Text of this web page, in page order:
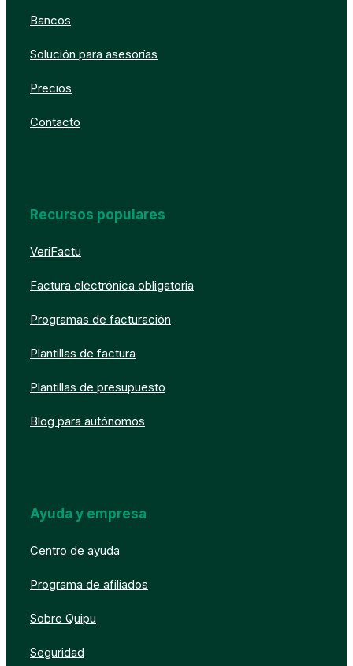
Bancos
Solución para asesorías
Precios
Contacto
Recursos populares
VeriFactu
Factura electrónica obligatoria
Programas de facturación
Plantillas de factura
Plantillas de presupuesto
Blog para autónomos
Ayuda y empresa
Centro de ayuda
Programa de afiliados
Sobre Quipu
Seguridad